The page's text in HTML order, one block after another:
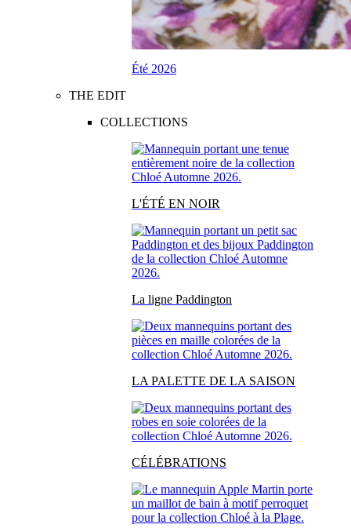
Été 2026
THE EDIT
COLLECTIONS
L'ÉTÉ EN NOIR
La ligne Paddington
LA PALETTE DE LA SAISON
CÉLÉBRATIONS